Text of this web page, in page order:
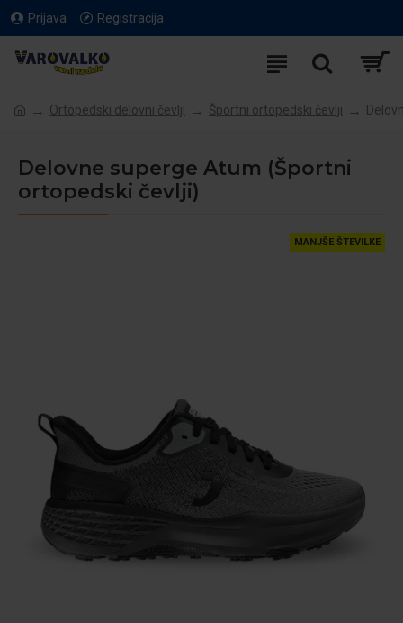
Prijava Registracija
Ortopedski delovni čevlji Športni ortopedski čevlji
Delovne superge Atum (Športni
ortopedski čevlji)
MANJŠE ŠTEVILKE